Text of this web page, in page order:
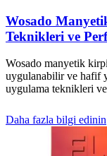
Wosado
Teknikleri ve
Wosado manyetik
uygulanabilir ve hafif
uygulama teknikleri ve
Daha fazla bilgi edinin